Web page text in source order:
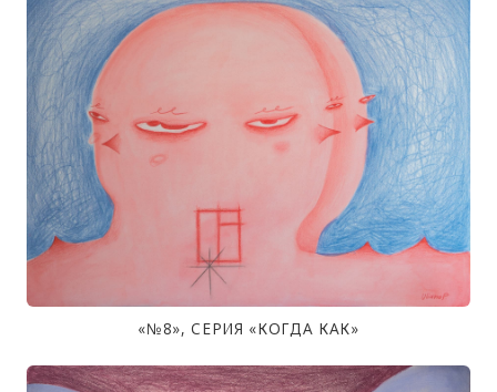
«№8», СЕРИЯ «КОГДА КАК»